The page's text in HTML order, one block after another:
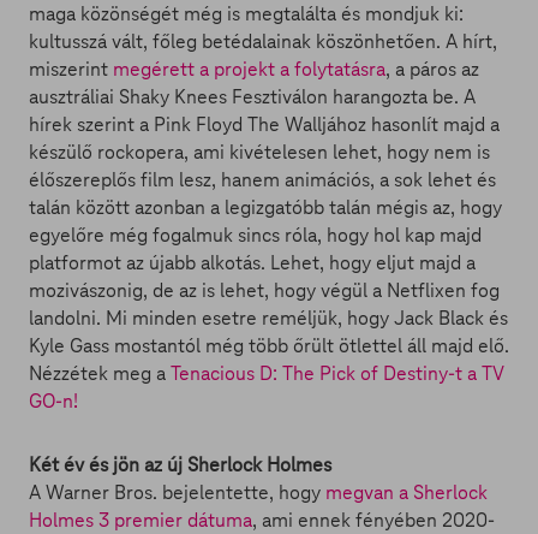
maga közönségét még is megtalálta és mondjuk ki:
kultusszá vált, főleg betédalainak köszönhetően. A hírt,
miszerint megérett a projekt a folytatásra, a páros az
ausztráliai Shaky Knees Fesztiválon harangozta be. A
hírek szerint a Pink Floyd The Walljához hasonlít majd a
készülő rockopera, ami kivételesen lehet, hogy nem is
élőszereplős film lesz, hanem animációs, a sok lehet és
talán között azonban a legizgatóbb talán mégis az, hogy
egyelőre még fogalmuk sincs róla, hogy hol kap majd
platformot az újabb alkotás. Lehet, hogy eljut majd a
mozivászonig, de az is lehet, hogy végül a Netflixen fog
landolni. Mi minden esetre reméljük, hogy Jack Black és
Kyle Gass mostantól még több őrült ötlettel áll majd elő.
Nézzétek meg aTenacious D: The Pick of Destiny-t a TV
GO-n!
Két év és jön az új Sherlock Holmes
A Warner Bros. bejelentette, hogy megvan a Sherlock
Holmes 3 premier dátuma, ami ennek fényében 2020-